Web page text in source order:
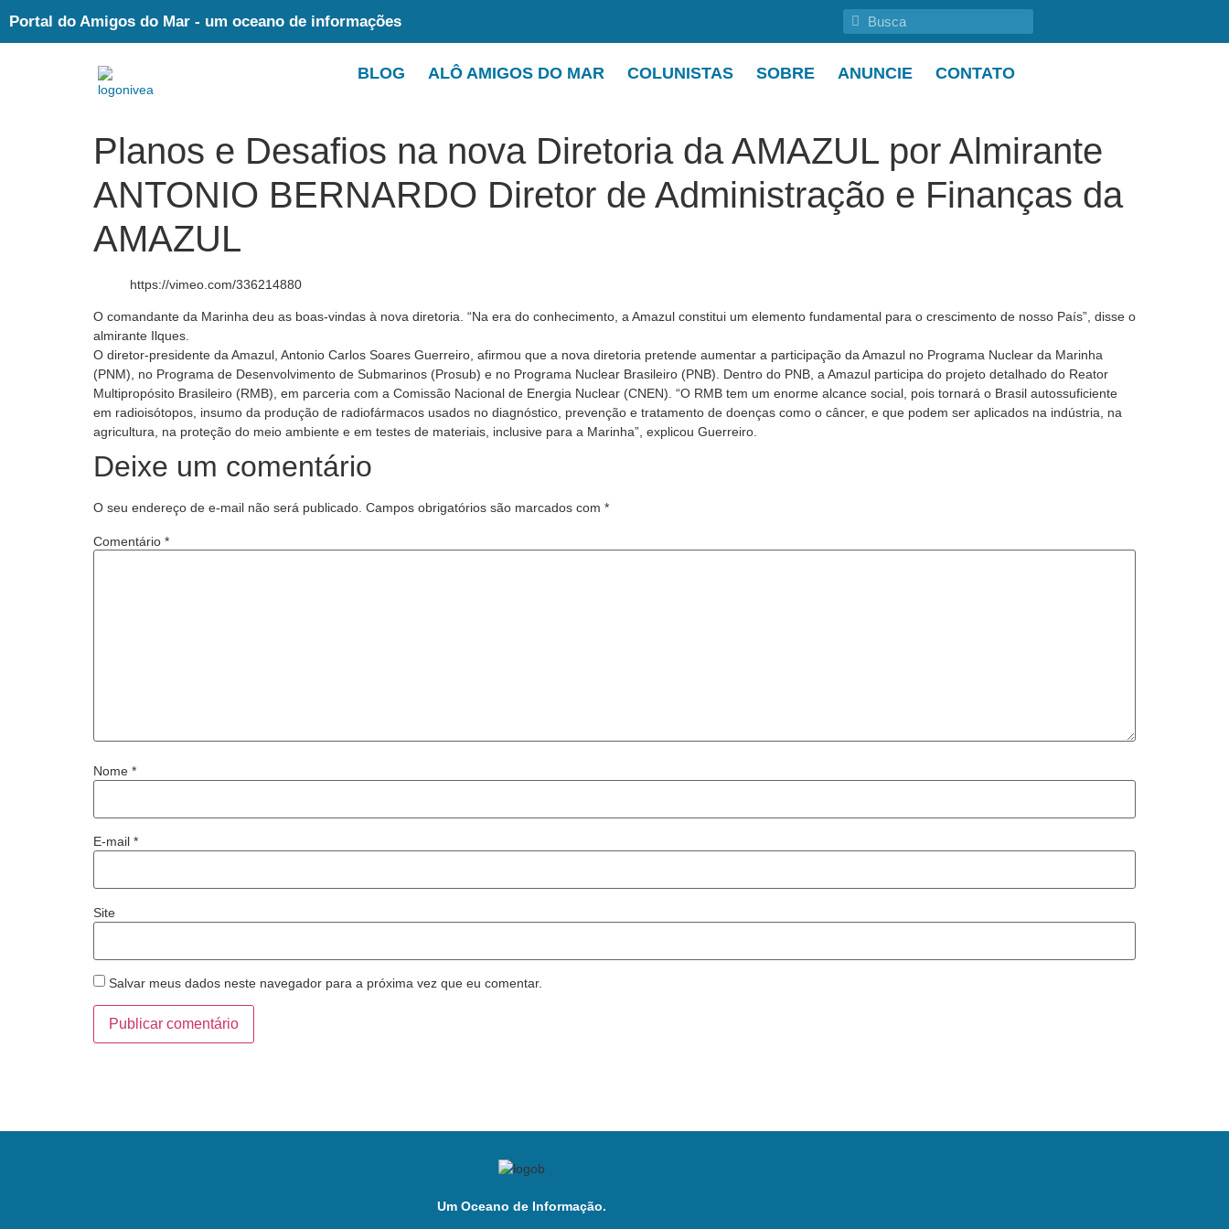
Portal do Amigos do Mar - um oceano de informações
BLOG ALÔ AMIGOS DO MAR COLUNISTAS SOBRE ANUNCIE CONTATO
Planos e Desafios na nova Diretoria da AMAZUL por Almirante
ANTONIO BERNARDO Diretor de Administração e Finanças da
AMAZUL
https://vimeo.com/336214880
O comandante da Marinha deu as boas-vindas à nova diretoria. “Na era do conhecimento, a Amazul constitui um elemento fundamental para o crescimento de nosso País”, disse o
almirante Ilques.
O diretor-presidente da Amazul, Antonio Carlos Soares Guerreiro, afirmou que a nova diretoria pretende aumentar a participação da Amazul no Programa Nuclear da Marinha
(PNM), no Programa de Desenvolvimento de Submarinos (Prosub) e no Programa Nuclear Brasileiro (PNB). Dentro do PNB, a Amazul participa do projeto detalhado do Reator
Multipropósito Brasileiro (RMB), em parceria com a Comissão Nacional de Energia Nuclear (CNEN). “O RMB tem um enorme alcance social, pois tornará o Brasil autossuficiente
em radioisótopos, insumo da produção de radiofármacos usados no diagnóstico, prevenção e tratamento de doenças como o câncer, e que podem ser aplicados na indústria, na
agricultura, na proteção do meio ambiente e em testes de materiais, inclusive para a Marinha”, explicou Guerreiro.
Deixe um comentário
O seu endereço de e-mail não será publicado. Campos obrigatórios são marcados com *
Comentário *
Nome *
E-mail *
Site
Salvar meus dados neste navegador para a próxima vez que eu comentar.
Um Oceano de Informação.